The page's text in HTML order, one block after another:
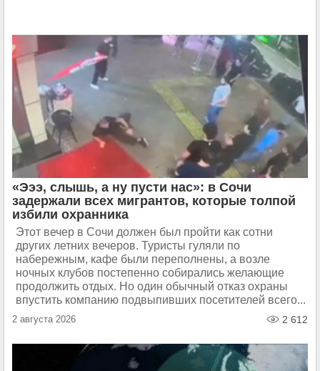
«Эээ, слышь, а ну пусти нас»: в Сочи
задержали всех мигрантов, которые толпой
избили охранника
Этот вечер в Сочи должен был пройти как сотни
других летних вечеров. Туристы гуляли по
набережным, кафе были переполнены, а возле
ночных клубов постепенно собирались желающие
продолжить отдых. Но один обычный отказ охраны
впустить компанию подвыпивших посетителей всего...
2 августа 2026 2 612